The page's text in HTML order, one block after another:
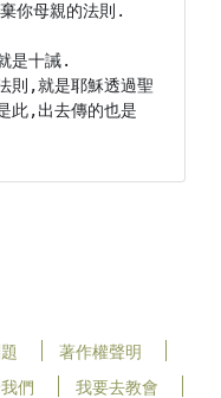
你母親的法則.
是十誡.
則,就是耶穌透過聖
此,出去傳的也是
著作權聲明
們
我要去教會